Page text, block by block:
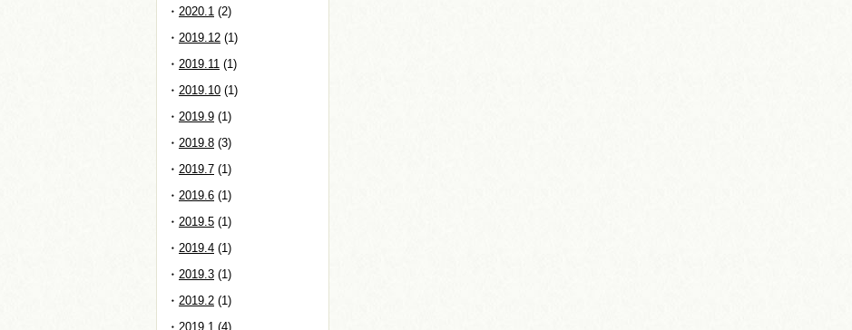
2020.1 (2)
2019.12 (1)
2019.11 (1)
2019.10 (1)
2019.9 (1)
2019.8 (3)
2019.7 (1)
2019.6 (1)
2019.5 (1)
2019.4 (1)
2019.3 (1)
2019.2 (1)
2019.1 (4)